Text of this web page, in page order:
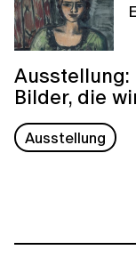
Ausstellung:
Bilder, die
Ausstellung